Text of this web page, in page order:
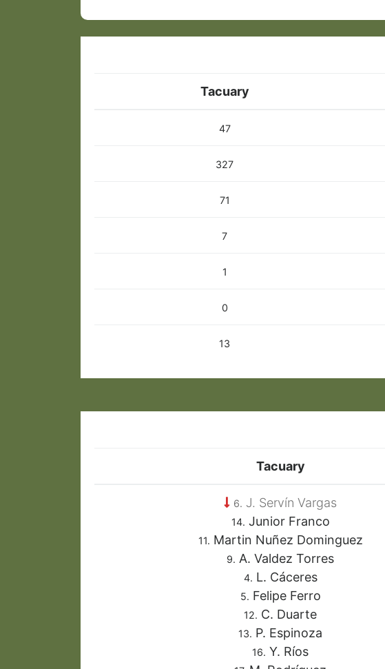
Tacuary
47
327
71
7
1
0
13
Tacuary
6. J. Servín Vargas
14. Junior Franco
11. Martin Nuñez Dominguez
9. A. Valdez Torres
4. L. Cáceres
5. Felipe Ferro
12. C. Duarte
13. P. Espinoza
16. Y. Ríos